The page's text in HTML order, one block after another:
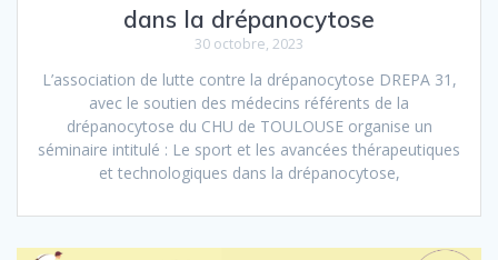
dans la drépanocytose
30 octobre, 2023
L’association de lutte contre la drépanocytose DREPA 31,
avec le soutien des médecins référents de la
drépanocytose du CHU de TOULOUSE organise un
séminaire intitulé : Le sport et les avancées thérapeutiques
et technologiques dans la drépanocytose,